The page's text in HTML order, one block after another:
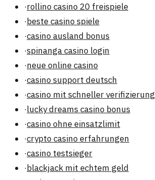
·rollino casino 20 freispiele
·beste casino spiele
·casino ausland bonus
·spinanga casino login
·neue online casino
·casino support deutsch
·casino mit schneller verifizierung
·lucky dreams casino bonus
·casino ohne einsatzlimit
·crypto casino erfahrungen
·casino testsieger
·blackjack mit echtem geld